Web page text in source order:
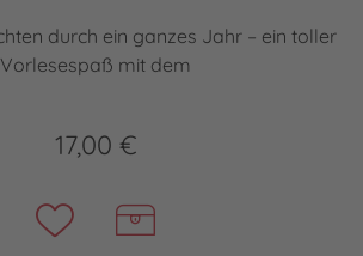
durch ein ganzes Jahr – ein toller
Vorlesespaß mit dem
17,00 €